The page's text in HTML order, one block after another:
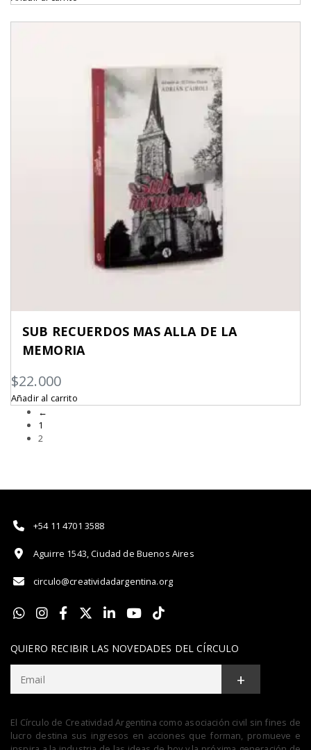
SUB RECUERDOS MAS ALLA DE LA
MEMORIA
$22.000
Añadir al carrito
←
1
2
+54 11 4701 3588
Aguirre 1543, Ciudad de Buenos Aires
circulo@creatividadargentina.org
QUIERO RECIBIR LAS NOVEDADES DEL CÍRCULO
+
El Círculo de Creatividad Argentina como asociación civil sin fines de
lucro destina sus ingresos en acciones que forman, promueve e